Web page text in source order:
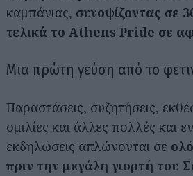
καμπάνιας, συνοψίζοντας σε
τελικά το Athens Pride σε
Μια πρώτη γεύση από το
Παραστάσεις, συζητήσεις,
ομιλίες και άλλες πολλές και
εκδηλώσεις απλώνονται σε
πριν την μεγάλη γιορτή του